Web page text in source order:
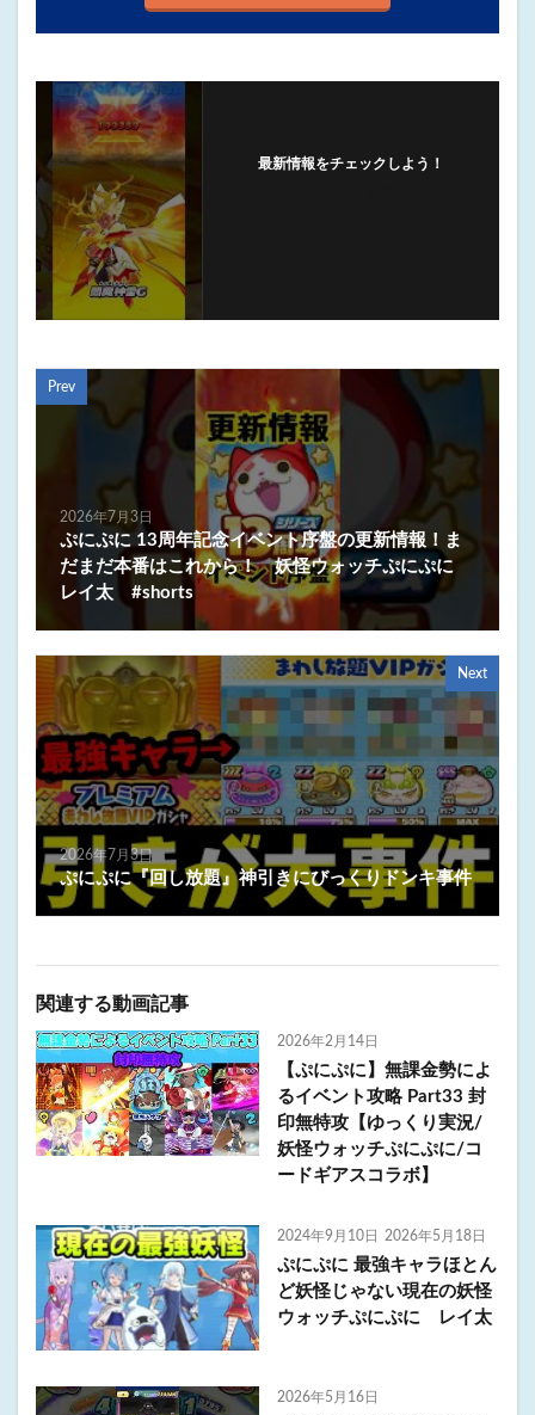
最新情報をチェックしよう！
Prev
2026年7月3日
ぷにぷに 13周年記念イベント序盤の更新情報！ま
だまだ本番はこれから！ 妖怪ウォッチぷにぷに
レイ太 #shorts
Next
2026年7月3日
ぷにぷに『回し放題』神引きにびっくりドンキ事件
関連する動画記事
2026年2月14日
【ぷにぷに】無課金勢によ
るイベント攻略 Part33 封
印無特攻【ゆっくり実況/
妖怪ウォッチぷにぷに/コ
ードギアスコラボ】
2024年9月10日 2026年5月18日
ぷにぷに 最強キャラほとん
ど妖怪じゃない現在の妖怪
ウォッチぷにぷに レイ太
2026年5月16日